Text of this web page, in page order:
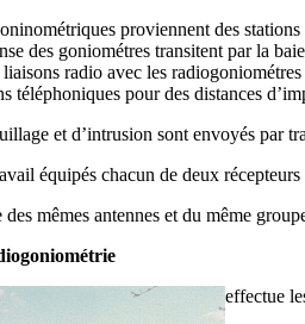
proviennent des
des goniométres transitent par la
radio avec les
téléphoniques pour des distances
et d’intrusion sont envoyés par
équipés chacun de deux
mêmes antennes et du même
effectue